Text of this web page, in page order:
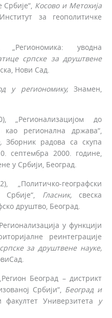
Косово и Метохија
за геополитичке
уводна
српске за друштвене
Нови Сад.
у региономику,Знамен,
„Регионализацијом до
као регионална држава“,
Зборник радова са скупа
септембра 2000. године,
у Србији, Београд.
географски
Србије“, Гласник,свеска
друштво, Београд.
у функцији
реинтеграције
за друштвене на­уке,
Београд – дистрикт
Србији“, Београд и
факултет Универзитета
у